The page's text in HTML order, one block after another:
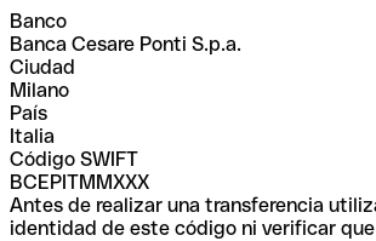
Banco
Banca Cesare Ponti S.p.a.
Ciudad
Milano
País
Italia
Código SWIFT
BCEPITMMXXX
Antes de realizar una transferencia
identidad de este código ni verificar